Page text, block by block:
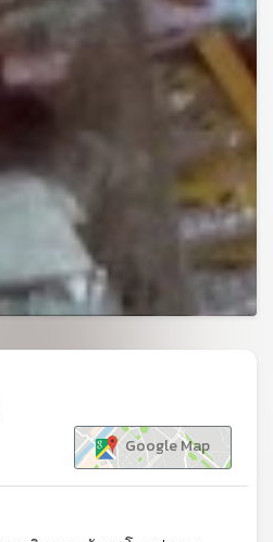
Google Map